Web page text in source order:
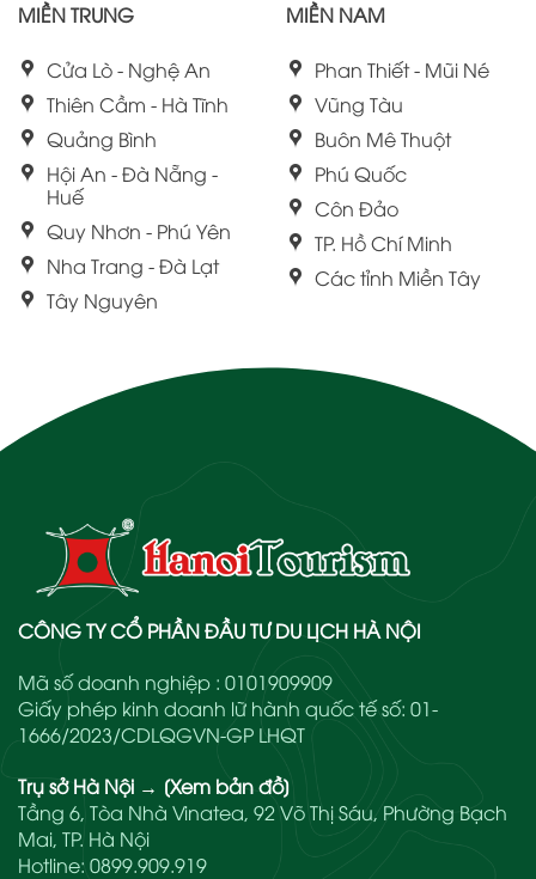
MIỀN TRUNG
Cửa Lò - Nghệ An
Thiên Cầm - Hà Tĩnh
Quảng Bình
Hội An - Đà Nẵng -
Huế
Quy Nhơn - Phú Yên
Nha Trang - Đà Lạt
Tây Nguyên
MIỀN NAM
Phan Thiết - Mũi Né
Vũng Tàu
Buôn Mê Thuột
Phú Quốc
Côn Đảo
TP. Hồ Chí Minh
Các tỉnh Miền Tây
CÔNG TY CỔ PHẦN ĐẦU TƯ DU LỊCH HÀ NỘI
Mã số doanh nghiệp : 0101909909
Giấy phép kinh doanh lữ hành quốc tế số: 01-
1666/2023/CDLQGVN-GP LHQT
Trụ sở Hà Nội → [Xem bản đồ]
Tầng 6, Tòa Nhà Vinatea, 92 Võ Thị Sáu, Phường Bạch
Mai, TP. Hà Nội
Hotline: 0899.909.919